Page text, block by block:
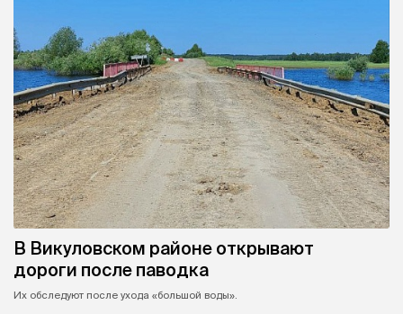
В Викуловском районе открывают
дороги после паводка
Их обследуют после ухода «большой воды».